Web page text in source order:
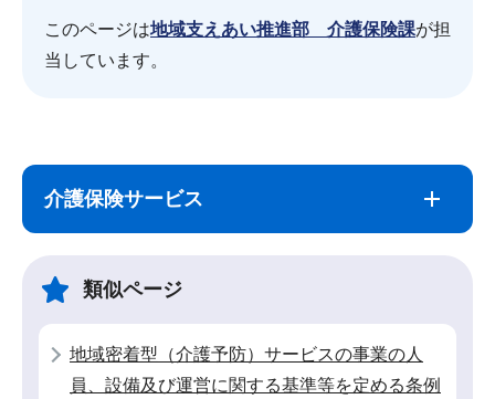
このページは地域支えあい推進部 介護保険課が担
当しています。
こ
介護保険サービス
類似ページ
地域密着型（介護予防）サービスの事業の人
員、設備及び運営に関する基準等を定める条例